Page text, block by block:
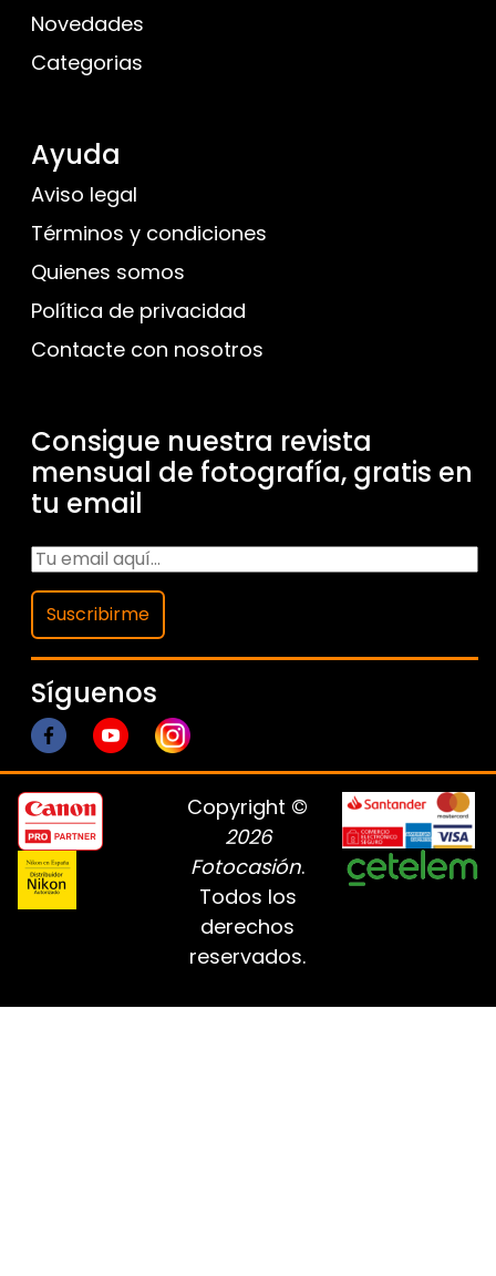
Novedades
Categorias
Ayuda
Aviso legal
Términos y condiciones
Quienes somos
Política de privacidad
Contacte con nosotros
Consigue nuestra revista
mensual de fotografía, gratis en
tu email
Suscribirme
Síguenos
Copyright ©
2026
Fotocasión.
Todos los
derechos
reservados.